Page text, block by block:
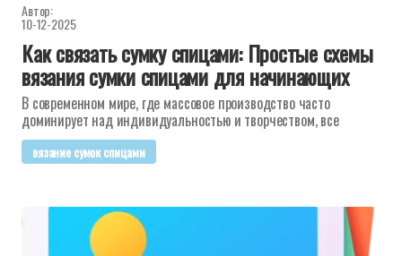
Автор:
10-12-2025
Как связать сумку спицами: Простые схемы
вязания сумки спицами для начинающих
В современном мире, где массовое производство часто
доминирует над индивидуальностью и творчеством, все
вязание сумок спицами